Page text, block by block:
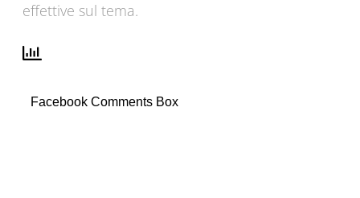
effettive sul tema.
Facebook Comments Box